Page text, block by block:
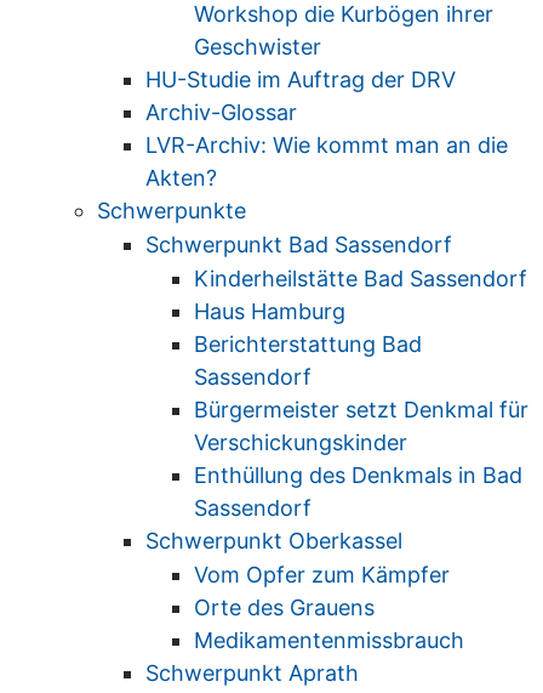
Workshop die Kurbögen ihrer
Geschwister
HU-Studie im Auftrag der DRV
Archiv-Glossar
LVR-Archiv: Wie kommt man an die
Akten?
Schwerpunkte
Schwerpunkt Bad Sassendorf
Kinderheilstätte Bad Sassendorf
Haus Hamburg
Berichterstattung Bad
Sassendorf
Bürgermeister setzt Denkmal für
Verschickungskinder
Enthüllung des Denkmals in Bad
Sassendorf
Schwerpunkt Oberkassel
Vom Opfer zum Kämpfer
Orte des Grauens
Medikamentenmissbrauch
Schwerpunkt Aprath